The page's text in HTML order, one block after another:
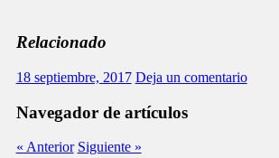
Relacionado
18 septiembre, 2017 Deja un comentario
Navegador de artículos
« Anterior Siguiente »